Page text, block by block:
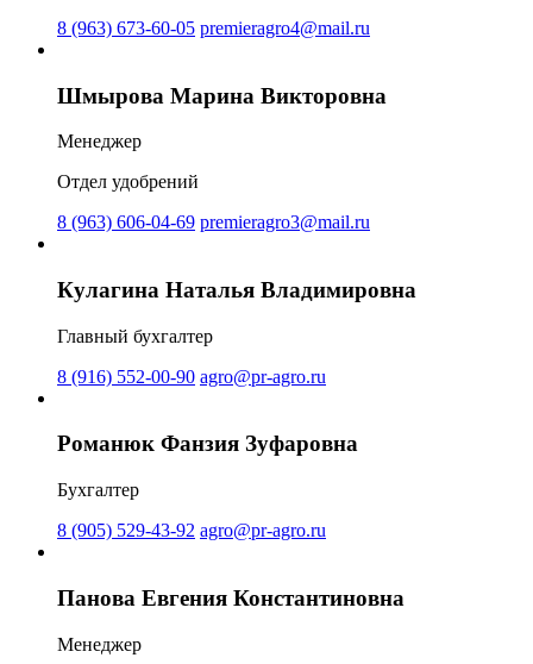
8 (963) 673-60-05 premieragro4@mail.ru
Шмырова Марина Викторовна
Менеджер
Отдел удобрений
8 (963) 606-04-69 premieragro3@mail.ru
Кулагина Наталья Владимировна
Главный бухгалтер
8 (916) 552-00-90 agro@pr-agro.ru
Романюк Фанзия Зуфаровна
Бухгалтер
8 (905) 529-43-92 agro@pr-agro.ru
Панова Евгения Константиновна
Менеджер